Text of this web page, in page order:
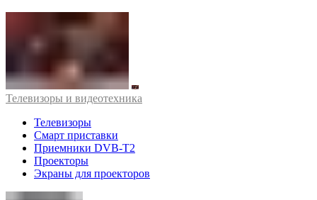
Телевизоры и видеотехника
Телевизоры
Смарт приставки
Приемники DVB-T2
Проекторы
Экраны для проекторов